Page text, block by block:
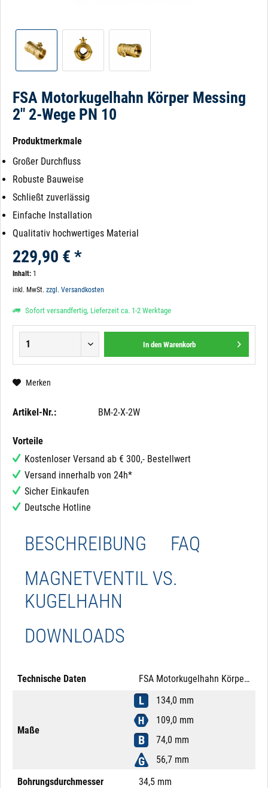
FSA Motorkugelhahn Körper Messing
2" 2-Wege PN 10
Produktmerkmale
Großer Durchfluss
Robuste Bauweise
Schließt zuverlässig
Einfache Installation
Qualitativ hochwertiges Material
229,90 € *
Inhalt: 1
inkl. MwSt. zzgl. Versandkosten
Sofort versandfertig, Lieferzeit ca. 1-2 Werktage
In den Warenkorb
Merken
Artikel-Nr.: BM-2-X-2W
Vorteile
Kostenloser Versand ab € 300,- Bestellwert
Versand innerhalb von 24h*
Sicher Einkaufen
Deutsche Hotline
BESCHREIBUNG
FAQ
MAGNETVENTIL VS.
KUGELHAHN
DOWNLOADS
Technische Daten FSA Motorkugelhahn Körper Messing 2" 2-Wege PN 10
Maße
134,0 mm
109,0 mm
74,0 mm
56,7 mm
Bohrungsdurchmesser
34,5 mm